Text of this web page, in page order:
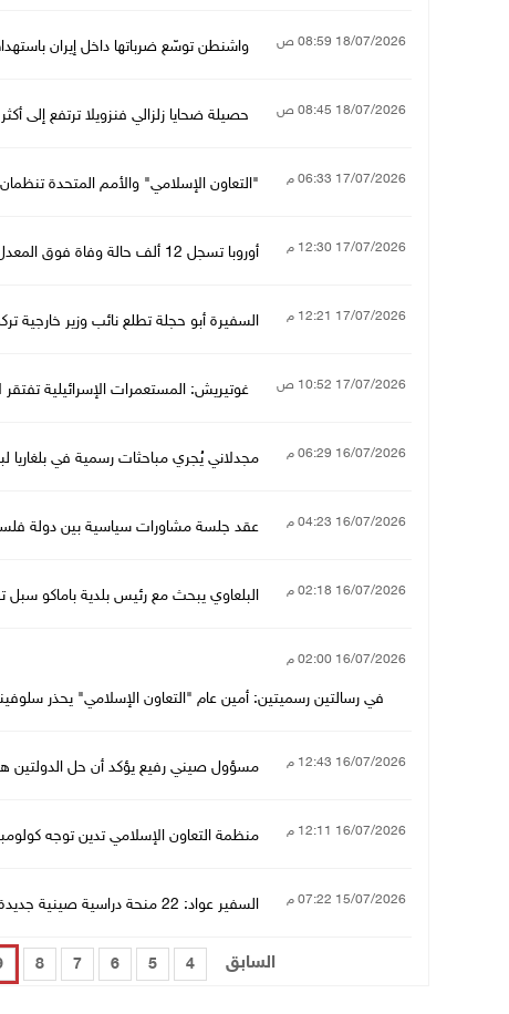
18/07/2026 08:59 ص واشنطن توسّع ضرباتها داخل إيران
18/07/2026 08:45 ص حصيلة ضحايا زلزالي فنزويلا ترتفع إلى أكثر من 5
17/07/2026 06:33 م "التعاون الإسلامي" والأمم المتحدة
17/07/2026 12:30 م أوروبا تسجل 12 ألف حالة وفاة فوق المعدل الاعتيادي بسبب موجة الحر الاستثنائية
17/07/2026 12:21 م السفيرة أبو حجلة تطلع نائب وزير خارجية
17/07/2026 10:52 ص غوتيريش: المستعمرات الإسرائيلية تفتقر
16/07/2026 06:29 م مجدلاني يُجري مباحثات رسمية في بلغاريا
16/07/2026 04:23 م عقد جلسة مشاورات سياسية بين دولة
16/07/2026 02:18 م البلعاوي يبحث مع رئيس بلدية باماكو سبل
16/07/2026 02:00 م
في رسالتين رسميتين: أمين عام "التعاون الإسلامي" يحذر
16/07/2026 12:43 م مسؤول صيني رفيع يؤكد أن حل الدولتين
16/07/2026 12:11 م منظمة التعاون الإسلامي تدين توجه
15/07/2026 07:22 م السفير عواد: 22 منحة دراسية صينية جديدة للطلبة الفلسطينيين ضمن برنامج المنح الحكومية الصينية
السابق 4
5
6
7
8